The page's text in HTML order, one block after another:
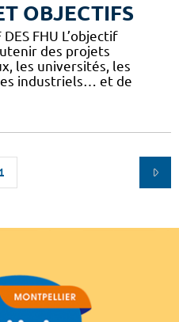
OBJECTIFS
FHU L’objectif
des projets
les universités, les
industriels… et de
1